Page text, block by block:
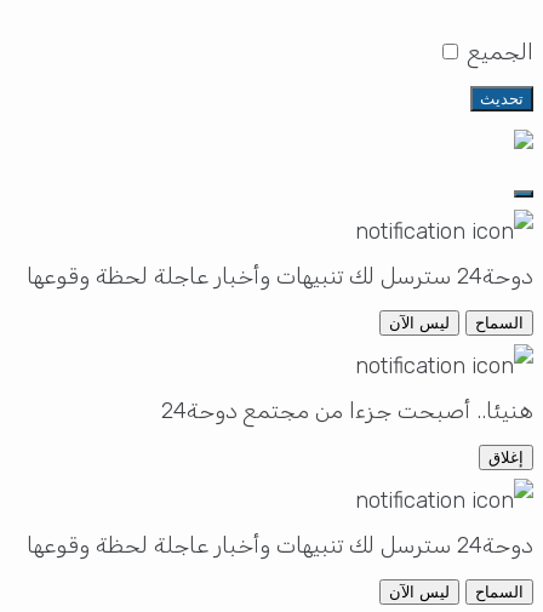
الجميع
تحديث
دوحة24 سترسل لك تنبيهات وأخبار عاجلة لحظة وقوعها
السماح ليس الآن
هنيئا.. أصبحت جزءا من مجتمع دوحة24
إغلاق
دوحة24 سترسل لك تنبيهات وأخبار عاجلة لحظة وقوعها
السماح ليس الآن